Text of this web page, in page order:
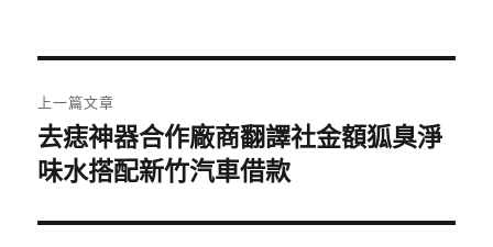
章
導
覽
上一篇文章
上
一
文
去痣神器合作廠商翻譯社金額狐臭淨
味水搭配新竹汽車借款